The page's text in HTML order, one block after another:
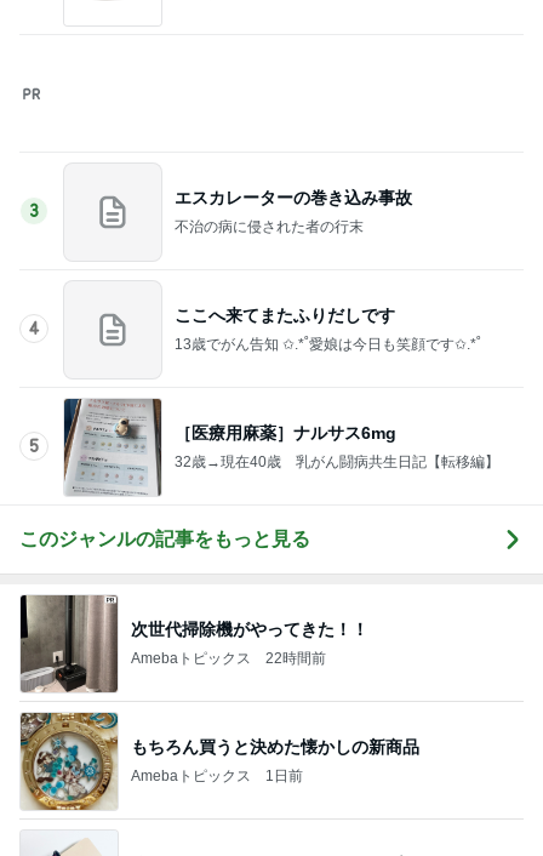
4
5
［医療用麻薬］ナルサス6mg
32歳→現在40歳 乳がん闘病共生日記【転移編】
このジャンルの記事をもっと見る
Amebaトピックス 22時間前
Amebaトピックス 1日前
娘が買った使ってないヘアクリップ
Amebaトピックス 1日前